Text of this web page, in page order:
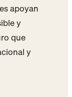
apoyan
y
que
y